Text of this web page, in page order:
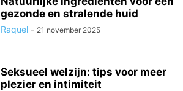
gezonde en stralende huid
Raquel - 21 november 2025
Seksueel welzijn: tips voor meer
plezier en intimiteit